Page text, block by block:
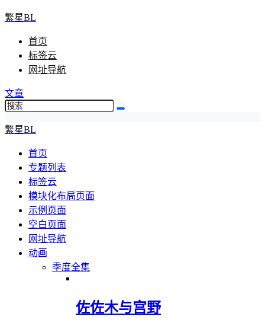
繁星BL
首页
标签云
网址导航
文章
繁星BL
首页
专题列表
标签云
模块化布局页面
示例页面
空白页面
网址导航
动画
季度全集
佐佐木与宫野